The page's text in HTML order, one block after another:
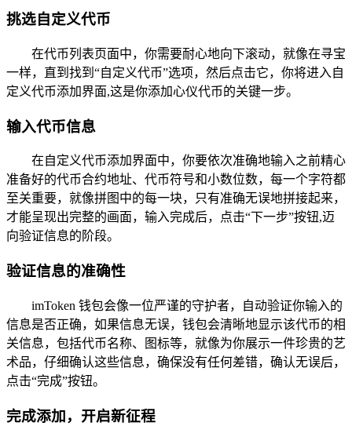
挑选自定义代币
在代币列表页面中，你需要耐心地向下滚动，就像在寻宝
一样，直到找到“自定义代币”选项，然后点击它，你将进入自
定义代币添加界面,这是你添加心仪代币的关键一步。
输入代币信息
在自定义代币添加界面中，你要依次准确地输入之前精心
准备好的代币合约地址、代币符号和小数位数，每一个字符都
至关重要，就像拼图中的每一块，只有准确无误地拼接起来，
才能呈现出完整的画面，输入完成后，点击“下一步”按钮,迈
向验证信息的阶段。
验证信息的准确性
imToken 钱包会像一位严谨的守护者，自动验证你输入的
信息是否正确，如果信息无误，钱包会清晰地显示该代币的相
关信息，包括代币名称、图标等，就像为你展示一件珍贵的艺
术品，仔细确认这些信息，确保没有任何差错，确认无误后，
点击“完成”按钮。
完成添加，开启新征程